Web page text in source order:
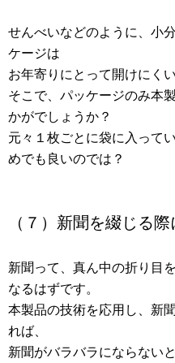
せんべいなどのように、小
ケージは
お年寄りにとって開けにく
そこで、パッケージのみ本
かがでしょうか？
元々１枚ごとに袋に入って
めでも良いのでは？
（７）新聞を綴じる際
新聞って、真ん中の折り目
なるはずです。
本製品の技術を応用し、新
れば、
新聞がバラバラにならない